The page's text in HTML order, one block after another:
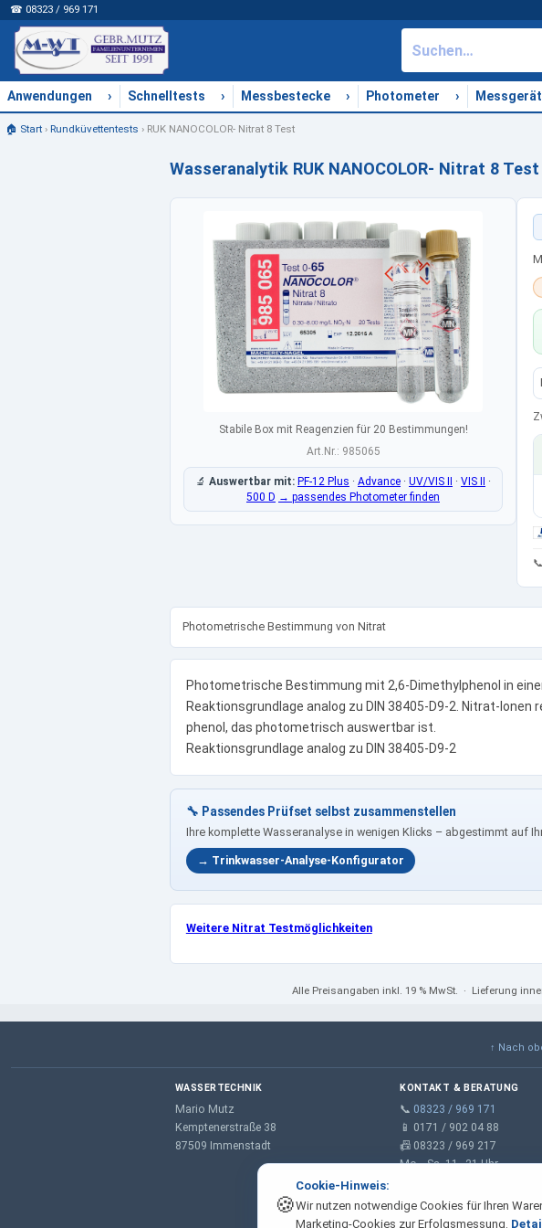
🍪
Cookie-Hinweis:
Wir nutzen notwendige Cookies für Ihren
Marketing-Cookies zur Erfolgsmessung.
☎ 08323 / 969 171
Anwendungen › Schnelltests › Messbestecke › Photometer ›
🏠 Start› Rundküvettentests › RUK NANOCOLOR- Nitrat 8 Test
Wasseranalytik RUK NANOCOLOR- Nitrat 8 Test
Stabile Box mit Reagenzien für 20 Bestimmungen!
Art.Nr.: 985065
🔬 Auswertbar mit: PF-12 Plus · Advance · UV/VIS II · VIS II ·
500 D → passendes Photometer finden
Photometrische Bestimmung von Nitrat
Photometrische Bestimmung mit 2,6-Dimethylphenol in
Reaktionsgrundlage analog zu DIN 38405-D9-2. Nitrat-
phenol, das photometrisch auswertbar ist.
Reaktionsgrundlage analog zu DIN 38405-D9-2
🔧 Passendes Prüfset selbst zusammenstellen
Ihre komplette Wasseranalyse in wenigen Klicks – abgestimmt auf
→ Trinkwasser-Analyse-Konfigurator
Weitere Nitrat Testmöglichkeiten
Alle Preisangaben inkl. 19 % MwSt. · Lieferung
↑ Nach
WASSERTECHNIK
Mario Mutz
Kemptenerstraße 38
87509 Immenstadt
KONTAKT & BERATUNG
📞 08323 / 969 171
📱 0171 / 902 04 88
📠 08323 / 969 217
Mo.–Sa. 11–21 Uhr